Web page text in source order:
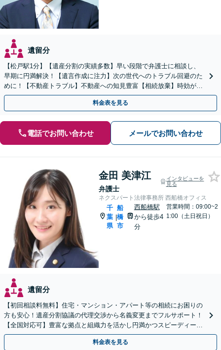
遺留分
【松戸駅1分】【遺産分割の実績多数】早い段階で弁護士に相談し、
早期に円満解決！【遺言作成に注力】次の世代へのトラブル回避のた
めに！【不動産トラブル】不動産への知見豊富【相続放棄】時効がく
る前にお手続きを。
料金表を見る
電話でお問い合わせ メールでお問い合わせ
金田 美津江
弁護士
インタビューを
見る
ネクスパート法律事務所 西船橋オフィス
千
葉
県
|
船
橋
市
西船橋駅
から徒歩4
分
営業時間：09:00~2
1:00（土日祝日）
遺留分
【初回相談料無料】住宅・マンション・アパート等の相続にお困りの
方も安心！遺産分割協議の代理交渉から名義変更までフルサポート！
【全国対応可】豊富な拠点と組織力を活かし円満かつスピーディーに
相続手続きをお手伝いします【取扱い実績2000件以上】
料金表を見る